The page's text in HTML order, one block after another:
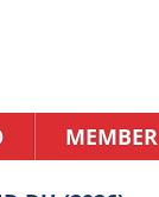
MEMBER